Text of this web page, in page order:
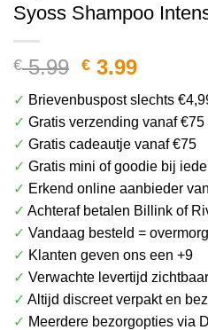
Syoss Shampoo
€5.99
was:
€ 5.99.
€ 3.99Huidige
is:
€ 3.99.
✓ Brievenbuspost slechts
✓ Gratis verzending vanaf €75
✓ Gratis cadeautje vanaf €75
✓ Gratis mini of goodie bij
✓ Erkend online aanbieder
✓ Achteraf betalen Billink of
✓ Vandaag besteld =
✓ Klanten geven ons een +9
✓ Verwachte levertijd
✓ Altijd discreet verpakt en
✓ Meerdere bezorgopties via